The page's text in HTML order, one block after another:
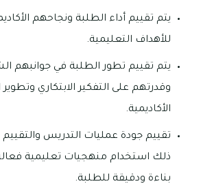
يتم تقييم أداء الطلبة ونجاحهم
للأهداف التعليمية.
يتم تقييم تطور الطلبة في جوانبهم
وقدرتهم على التفكير الابتكاري
الأكاديمية.
تقييم جودة عمليات التدريس
ذلك استخدام منهجيات تعليمية
بناءة ودقيقة للطلبة.